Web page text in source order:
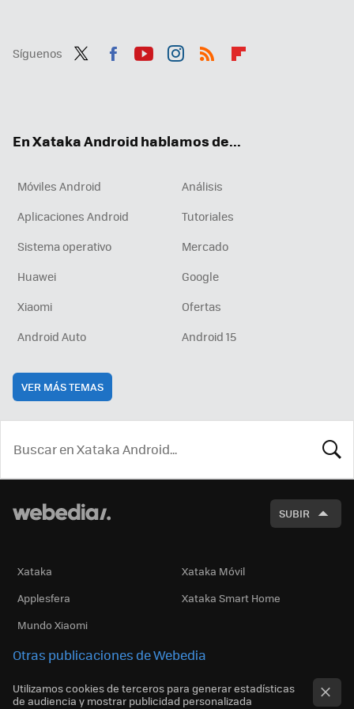
Síguenos
En Xataka Android hablamos de...
Móviles Android
Análisis
Aplicaciones Android
Tutoriales
Sistema operativo
Mercado
Huawei
Google
Xiaomi
Ofertas
Android Auto
Android 15
VER MÁS TEMAS
SUBIR
Xataka
Xataka Móvil
Applesfera
Xataka Smart Home
Mundo Xiaomi
Otras publicaciones de Webedia
Utilizamos cookies de terceros para generar estadísticas
de audiencia y mostrar publicidad personalizada